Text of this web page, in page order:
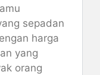
sepadan
harga
yang
orang